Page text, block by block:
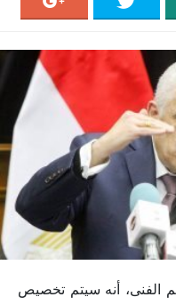
الفنى، أنه سيتم تخصيص